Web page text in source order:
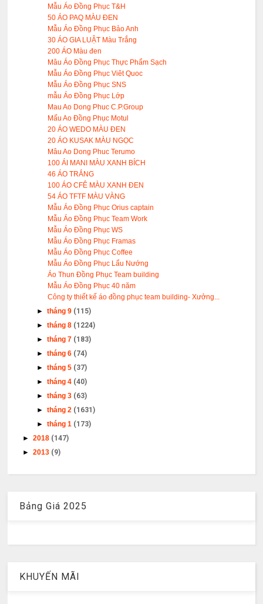
Mẫu Áo Đồng Phục T&H
50 ÁO PAQ MÀU ĐEN
Mẫu Áo Đồng Phục Bảo Anh
30 ÁO GIA LUẬT Màu Trắng
200 ÁO Màu đen
Mâu Áo Đồng Phục Thực Phẩm Sạch
Mẫu Áo Đồng Phục Viêt Quoc
Mẫu Áo Đồng Phục SNS
mẫu Áo Đồng Phục Lớp
Mau Ao Dong Phuc C.P.Group
Mấu Ao Đồng Phục Motul
20 ÁO WEDO MÀU ĐEN
20 ÁO KUSAK MÀU NGỌC
Mâu Ao Dong Phuc Terumo
100 ÁI MANI MÀU XANH BÍCH
46 ÁO TRẮNG
100 ÁO CFÊ MÀU XANH ĐEN
54 ÁO TFTF MÀU VÀNG
Mẫu Áo Đồng Phục Orius captain
Mẫu Áo Đồng Phục Team Work
Mẫu Áo Đồng Phục WS
Mẫu Áo Đồng Phục Framas
Mẫu Áo Đồng Phục Coffee
Mẫu Áo Đồng Phục Lẩu Nướng
Áo Thun Đồng Phục Team building
Mẫu Áo Đồng Phục 40 năm
Công ty thiết kế áo đồng phục team building- Xưởng...
►tháng 9 (115)
►tháng 8 (1224)
►tháng 7 (183)
►tháng 6 (74)
►tháng 5 (37)
►tháng 4 (40)
►tháng 3 (63)
►tháng 2 (1631)
►tháng 1 (173)
►2018 (147)
►2013 (9)
Bảng Giá 2025
KHUYẾN MÃI